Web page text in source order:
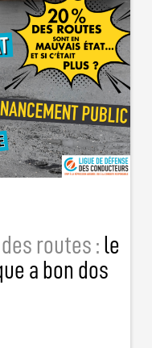
routes : le
a bon dos